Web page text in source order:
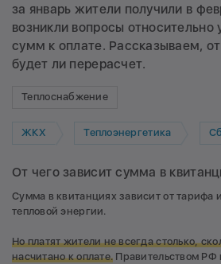
за январь жители получили в
возникли вопросы относительно
сумм к оплате. Рассказываем,
будет ли перерасчет.
Теплоснабжение
ЖКХ Теплоэнергетика
От чего зависит сумма в
Сумма в квитанциях зависит от тарифа
тепловой энергии.
Но платят жители не всегда столько,
насчитано к оплате. Правительством РФ